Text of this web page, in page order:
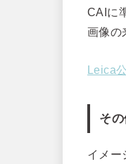
CAIに
画像の
Leica
そ
イメー